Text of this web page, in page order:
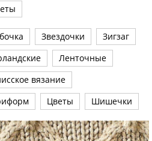
Звездочки
Зигзаг
Ленточные
вязание
Цветы Шишечки